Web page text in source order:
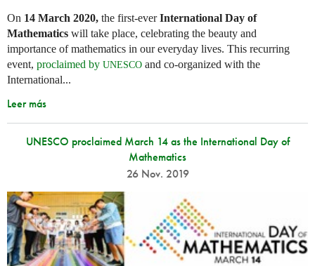
On 14 March 2020, the first-everInternational Day of
Mathematics will take place, celebrating the beauty and
importance of mathematics in our everyday lives. This recurring
event, proclaimed by UNESCO and co-organized with the
International...
Leer más
UNESCO proclaimed March 14 as the International Day of
Mathematics
26 Nov. 2019